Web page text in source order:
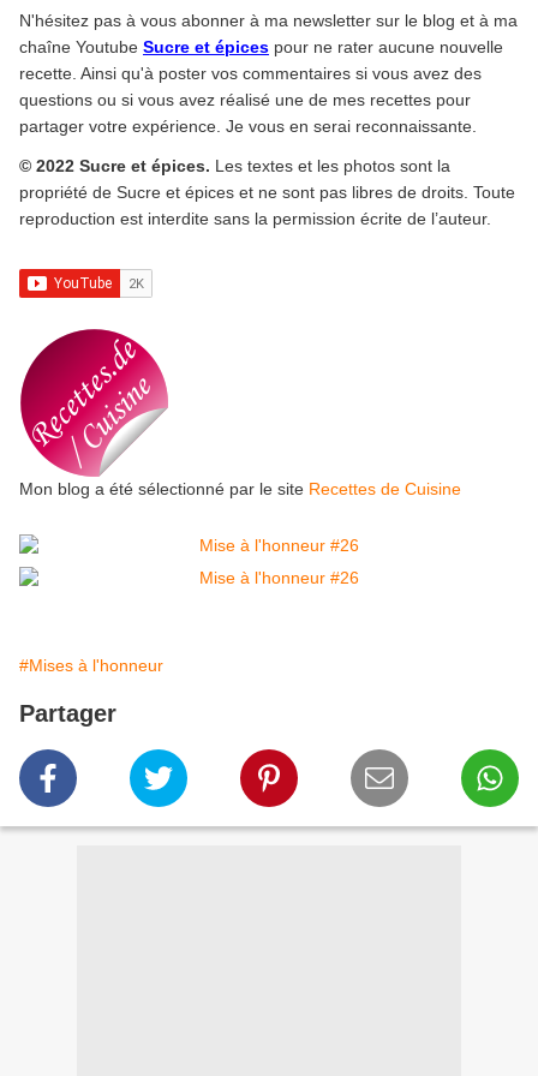
N'hésitez pas à vous abonner à ma newsletter sur le blog et à ma
chaîne Youtube Sucre et épices pour ne rater aucune nouvelle
recette. Ainsi qu'à poster vos commentaires si vous avez des
questions ou si vous avez réalisé une de mes recettes pour
partager votre expérience. Je vous en serai reconnaissante.
© 2022 Sucre et épices. Les textes et les photos sont la
propriété de Sucre et épices et ne sont pas libres de droits. Toute
reproduction est interdite sans la permission écrite de l’auteur.
Mon blog a été sélectionné par le site Recettes de Cuisine
#Mises à l'honneur
Partager